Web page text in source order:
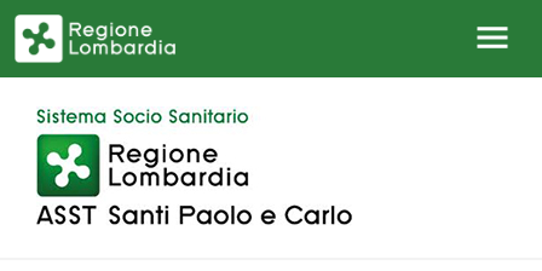
Salta al contenuto principale